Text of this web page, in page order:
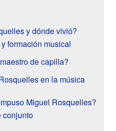
y dónde vivió?
formación musical
de capilla?
en la música
Miguel Rosquelles?
conjunto